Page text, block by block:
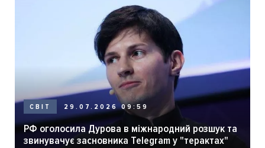
СВІТ 29.07.2026 09:59
РФ оголосила Дурова в міжнародний розшук та
звинувачує засновника Telegram у "терактах"